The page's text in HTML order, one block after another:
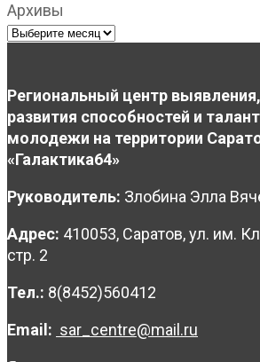
Архивы
Региональный центр
развития способностей и
молодежи на территории
«Галактика64»
Руководитель: Злобина Элла
Адрес: 410053, Саратов, ул. им.
стр. 2
Тел.: 8(8452)560412
Email: sar_centre@mail.ru